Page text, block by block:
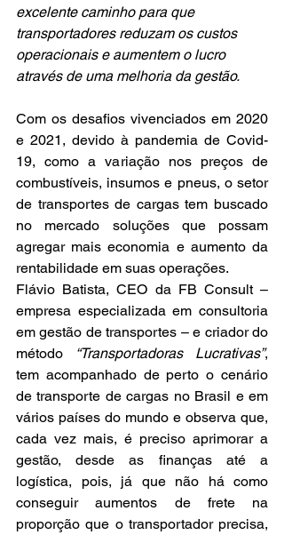
excelente caminho para que
transportadores reduzam os custos
operacionais e aumentem o lucro
através de uma melhoria da gestão.
Com os desafios vivenciados em 2020
e 2021, devido à pandemia de Covid-
19, como a variação nos preços de
combustíveis, insumos e pneus, o setor
de transportes de cargas tem buscado
no mercado soluções que possam
agregar mais economia e aumento da
rentabilidade em suas operações.
Flávio Batista, CEO da FB Consult –
empresa especializada em consultoria
em gestão de transportes – e criador do
método
“Transportadoras Lucrativas”,
tem acompanhado de perto o cenário
de transporte de cargas no Brasil e em
vários países do mundo e observa que,
cada vez mais, é preciso aprimorar a
gestão, desde as finanças até a
logística, pois, já que não há como
conseguir aumentos de frete na
proporção que o transportador precisa,